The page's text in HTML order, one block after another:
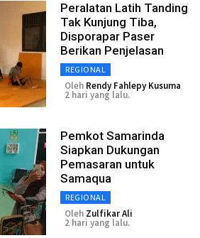
Peralatan Latih Tanding
Tak Kunjung Tiba,
Disporapar Paser
Berikan Penjelasan
REGIONAL
Oleh Rendy Fahlepy Kusuma
2 hari yang lalu.
Pemkot Samarinda
Siapkan Dukungan
Pemasaran untuk
Samaqua
REGIONAL
Oleh Zulfikar Ali
2 hari yang lalu.